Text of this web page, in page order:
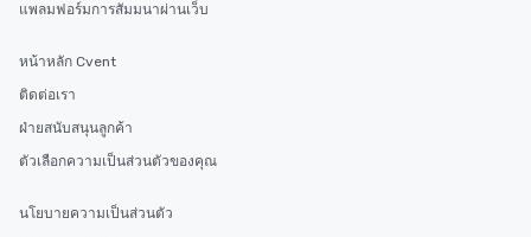
แพลมฟอร์มการสัมมนาผ่านเว็บ
หน้าหลัก Cvent
ติดต่อเรา
ฝ่ายสนับสนุนลูกค้า
ตัวเลือกความเป็นส่วนตัวของคุณ
นโยบายความเป็นส่วนตัว